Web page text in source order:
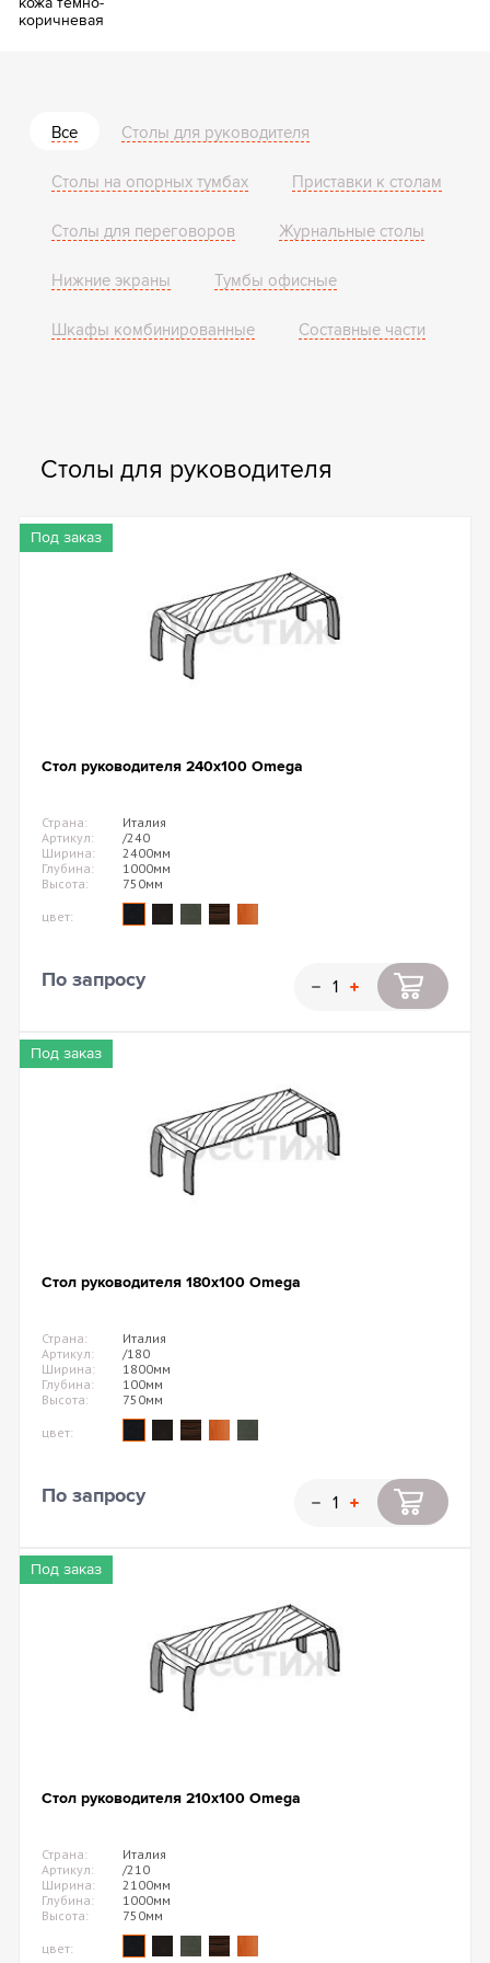
коричневая
Все Столы для руководителя
Столы на опорных тумбах Приставки к столам
Столы для переговоров Журнальные столы
Нижние экраны Тумбы офисные
Шкафы комбинированные Составные части
Столы для руководителя
Под заказ
Стол руководителя 240х100 Omega
Страна:
Италия
Артикул:
/240
Ширина:
2400мм
Глубина:
1000мм
Высота:
750мм
цвет:
По запросу
Под заказ
Стол руководителя 180х100 Omega
Страна:
Италия
Артикул:
/180
Ширина:
1800мм
Глубина:
100мм
Высота:
750мм
цвет:
По запросу
Под заказ
Стол руководителя 210х100 Omega
Страна:
Италия
Артикул:
/210
Ширина:
2100мм
Глубина:
1000мм
Высота:
750мм
цвет: